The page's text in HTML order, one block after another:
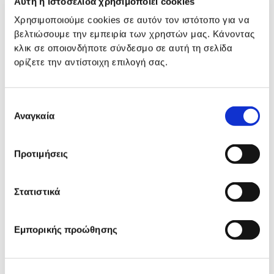
Χρησιμοποιούμε cookies σε αυτόν τον ιστότοπο για να
βελτιώσουμε την εμπειρία των χρηστών μας. Κάνοντας
κλικ σε οποιονδήποτε σύνδεσμο σε αυτή τη σελίδα
ορίζετε την αντίστοιχη επιλογή σας.
συγκατάθεσης
Αναγκαία
Προτιμήσεις
Στατιστικά
Εμπορικής προώθησης
Τιμή Πακέτου70€
Διαγνωστικά Κέντρα
ΑΤΤΙΚΗ